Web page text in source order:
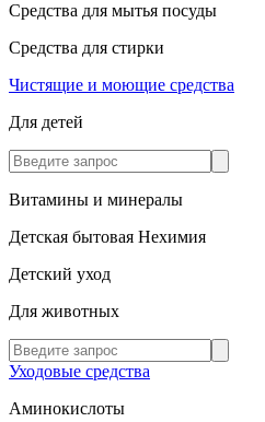
Средства для мытья посуды
Средства для стирки
Чистящие и моющие средства
Для детей
Витамины и минералы
Детская бытовая Нехимия
Детский уход
Для животных
Уходовые средства
Аминокислоты